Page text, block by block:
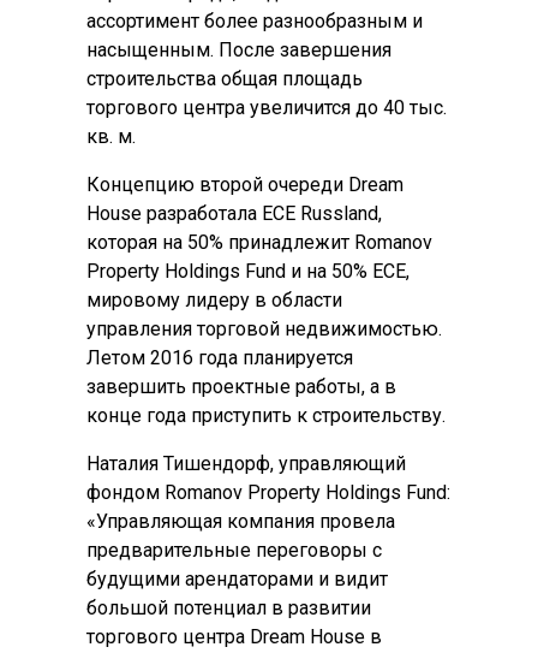
ассортимент более разнообразным и
насыщенным. После завершения
строительства общая площадь
торгового центра увеличится до 40 тыс.
кв. м.
Концепцию второй очереди Dream
House разработала ECE Russland,
которая на 50% принадлежит Romanov
Property Holdings Fund и на 50% ECE,
мировому лидеру в области
управления торговой недвижимостью.
Летом 2016 года планируется
завершить проектные работы, а в
конце года приступить к строительству.
Наталия Тишендорф, управляющий
фондом Romanov Property Holdings Fund:
«Управляющая компания провела
предварительные переговоры с
будущими арендаторами и видит
большой потенциал в развитии
торгового центра Dream House в